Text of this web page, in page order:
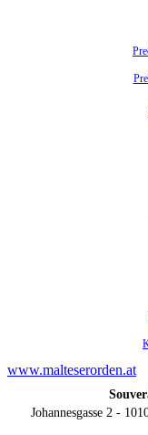
www.malteserorden.at
Johannesgasse 2 -